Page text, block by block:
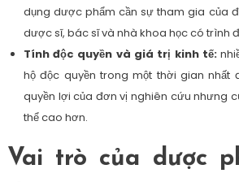
dụng dược phẩm cần sự tham gia của
dược sĩ, bác sĩ và nhà khoa học có trình
Tính độc quyền và giá trị kinh tế:
hộ độc quyền trong một thời gian nhất
quyền lợi của đơn vị nghiên cứu nhưng
thể cao hơn.
Vai trò của dược